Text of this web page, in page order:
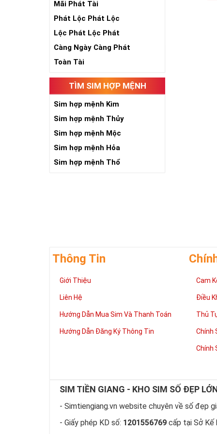
Mãi Phát Tài
Phát Lộc Phát Lộc
Lộc Phát Lộc Phát
Càng Ngày Càng Phát
Toàn Tài
TÌM SIM HỢP MỆNH
Sim hợp mệnh Kim
Sim hợp mệnh Thủy
Sim hợp mệnh Mộc
Sim hợp mệnh Hỏa
Sim hợp mệnh Thổ
Sim
Sim Năm
MobiFone
Thuộc top 3
Tính đến
070 – 079 –
0126 và
một khoản
Thông Tin
Giới Thiệu
Liên Hệ
Hướng Dẫn Mua Sim Và Thanh Toán
Hướng Dẫn Đăng Ký Thông Tin
Cam
Điều
Thủ
Chính
Chính
SIM TIỀN GIANG - KHO SIM SỐ ĐẸP
- Simtiengiang.vn website chuyên về số đẹp
- Giấy phép KD số: 1201556769 cấp tại Sở Kế